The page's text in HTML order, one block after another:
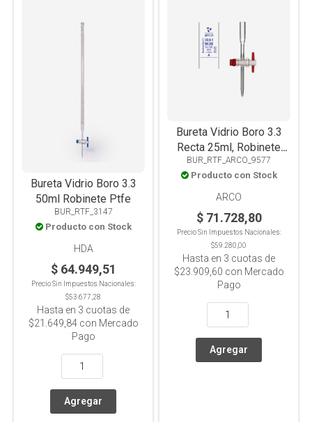
Bureta Vidrio Boro 3.3
50ml Robinete Ptfe
BUR_RTF_3147
Producto con Stock
HDA
$ 64.949,51
Precio Sin Impuestos Nacionales:
$53.677,28
Hasta en 3 cuotas de
$21.649,84con Mercado
Pago
Bureta Vidrio Boro 3.3
Recta 25ml, Robinete
Ptfe, Clase A, Certificado
De Lote, Incolora
Graduada 1/10
BUR_RTF_ARCO_9577
Producto con Stock
ARCO
$ 71.728,80
Precio Sin Impuestos Nacionales:
$59.280,00
Hasta en 3 cuotas de
$23.909,60 con Mercado
Pago